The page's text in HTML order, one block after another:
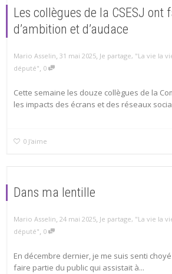
Les collègues de la CSESJ ont
d’ambition et d’audace
Mario Asselin, 31 mai 2025, Je partage, "La vie la
député", 0
Cette semaine les douze collègues de la
les impacts des écrans et des réseaux
0 J'aime
Dans ma lentille
Mario Asselin, 24 mai 2025, Je partage, "La vie la
député", 0
En décembre dernier, je me suis senti
faire partie du public qui assistait à...